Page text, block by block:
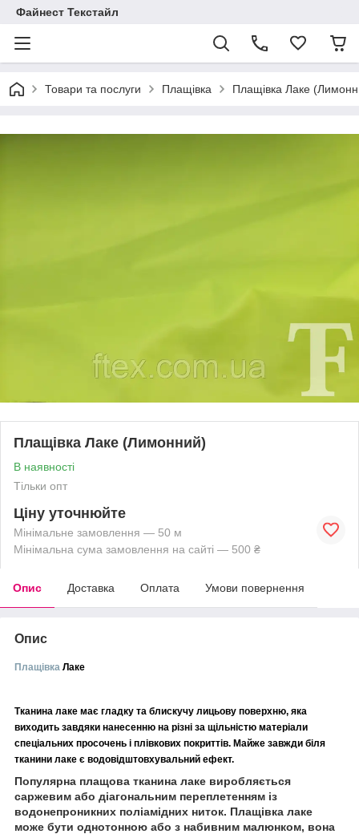
Файнест Текстайл
Товари та послуги Плащівка Плащівка Лаке
Плащівка Лаке (Лимонний)
В наявності
Тільки опт
Ціну уточнюйте
Мінімальне замовлення — 50 м
Мінімальна сума замовлення на сайті — 500 ₴
Опис Доставка Оплата Умови повернення
Опис
Плащівка Лаке
Тканина лаке має гладку та блискучу лицьову поверхню, яка
виходить завдяки нанесенню на різні за щільністю матеріали
спеціальних просочень і плівкових покриттів. Майже завжди біля
тканини лаке є водовідштовхувальний ефект.
Популярна плащова тканина лаке виробляється
саржевим або діагональним переплетенням із
водонепроникних поліамідних ниток. Плащівка лаке
може бути однотонною або з набивним малюнком, вона